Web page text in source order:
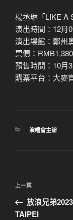
楊丞琳「LIKE A
演出時間：12月
演出場館：鄭州
票價：
預售時間：10月
購票平台：大麥
分
演唱會主辦
文
導
上
一
篇
上一篇
放浪兄弟
TAIPEI